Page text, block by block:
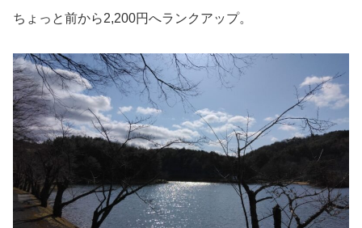
ちょっと前から2,200円へランクアップ。